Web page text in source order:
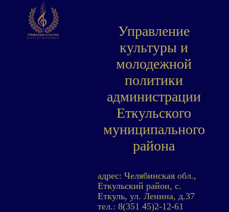
Управление
культуры и
молодежной
политики
администрации
Еткульского
муниципального
района
адрес: Челябинская обл.,
Еткульский район, с.
Еткуль, ул. Ленина, д.37
тел.: 8(351 45)2-12-61